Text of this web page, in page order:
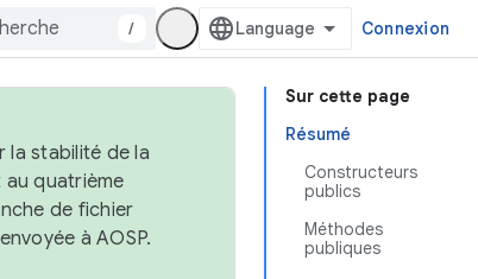
/ Connexion
Sur cette page
Résumé
Constructeurs
publics
Méthodes
publiques
la stabilité de la
quatrième
de fichier
à AOSP.